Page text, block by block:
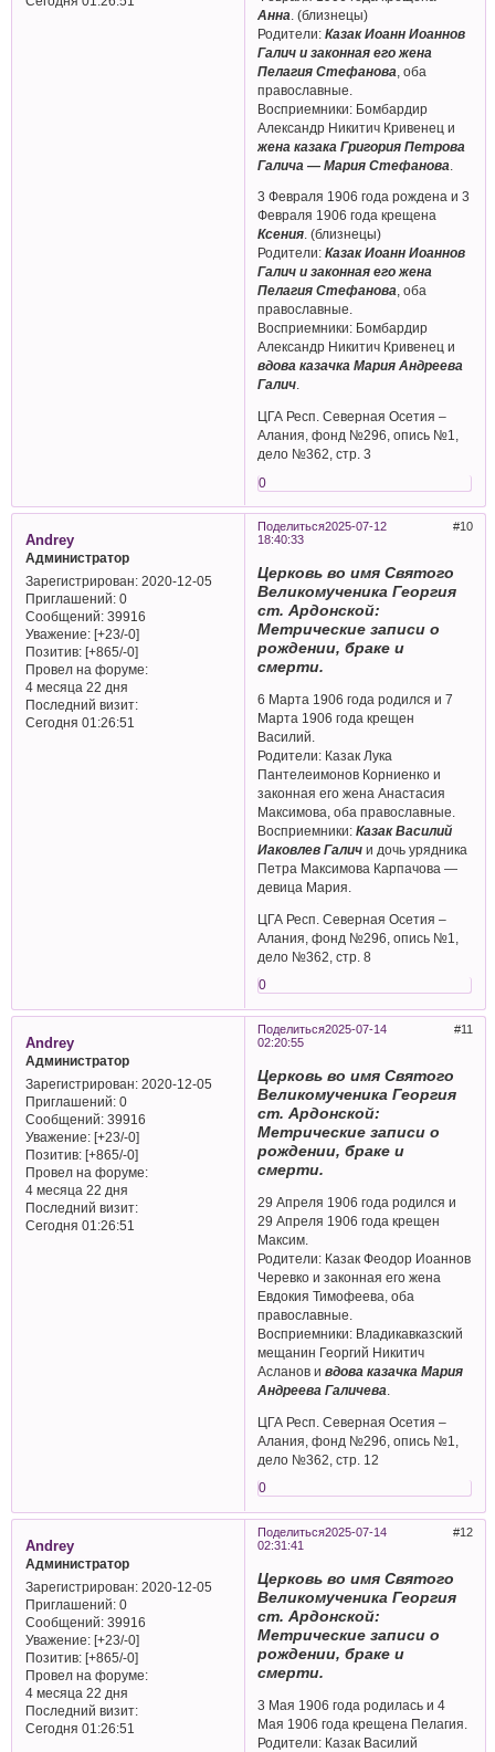
Анна . (близнецы)
Родители:Казак Иоанн Иоаннов
Галич и законная его жена
Пелагия Стефанова , оба
православные.
Восприемники: Бомбардир
Александр Никитич Кривенец и
жена казака Григория Петрова
Галича — Мария Стефанова
3 Февраля 1906 года рождена и 3
Февраля 1906 года крещена
Ксения . (близнецы)
Родители:Казак Иоанн Иоаннов
Галич и законная его жена
Пелагия Стефанова , оба
православные.
Восприемники: Бомбардир
Александр Никитич Кривенец и
вдова казачка Мария Андреева
Галич
ЦГА Респ. Северная Осетия –
Алания, фонд №296, опись №1,
дело №362, стр. 3
0
Поделиться 10
2025-07-12
18:40:33
Andrey
Администратор
Зарегистрирован: 2020-12-05
Приглашений:0
Сообщений:39916
Уважение: [+23/-0]
Позитив: [+865/-0]
Провел на форуме:
4 месяца 22 дня
Последний визит:
Сегодня 01:26:51
Церковь во имя Святого
Великомученика Георгия
ст. Ардонской:
Метрические записи о
рождении, браке и
смерти.
6 Марта 1906 года родился и 7
Марта 1906 года крещен
Василий.
Родители: Казак Лука
Пантелеимонов Корниенко и
законная его жена Анастасия
Максимова, оба православные.
Восприемники:Казак Василий
Иаковлев Галич и дочь урядника
Петра Максимова Карпачова —
девица Мария.
ЦГА Респ. Северная Осетия –
Алания, фонд №296, опись №1,
дело №362, стр. 8
0
Поделиться 11
2025-07-14
02:20:55
Andrey
Администратор
Зарегистрирован: 2020-12-05
Приглашений:0
Сообщений:39916
Уважение: [+23/-0]
Позитив: [+865/-0]
Провел на форуме:
4 месяца 22 дня
Последний визит:
Сегодня 01:26:51
Церковь во имя Святого
Великомученика Георгия
ст. Ардонской:
Метрические записи о
рождении, браке и
смерти.
29 Апреля 1906 года родился и
29 Апреля 1906 года крещен
Максим.
Родители: Казак Феодор Иоаннов
Черевко и законная его жена
Евдокия Тимофеева, оба
православные.
Восприемники: Владикавказский
мещанин Георгий Никитич
Асланов ивдова казачка Мария
Андреева Галичева
ЦГА Респ. Северная Осетия –
Алания, фонд №296, опись №1,
дело №362, стр. 12
0
Поделиться 12
2025-07-14
02:31:41
Andrey
Администратор
Зарегистрирован: 2020-12-05
Приглашений:0
Сообщений:39916
Уважение: [+23/-0]
Позитив: [+865/-0]
Провел на форуме:
4 месяца 22 дня
Последний визит:
Сегодня 01:26:51
Церковь во имя Святого
Великомученика Георгия
ст. Ардонской:
Метрические записи о
рождении, браке и
смерти.
3 Мая 1906 года родилась и 4
Мая 1906 года крещена Пелагия.
Родители: Казак Василий